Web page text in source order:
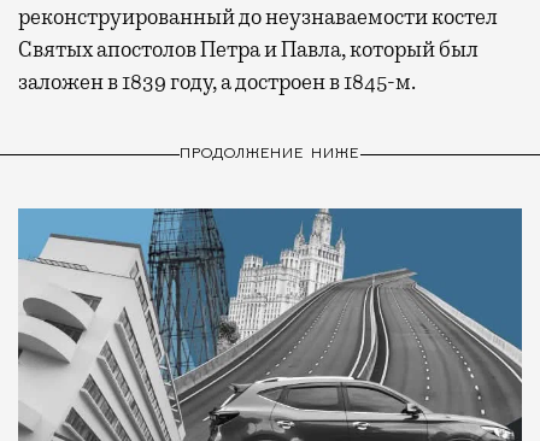
реконструированный до неузнаваемости костел
Святых апостолов Петра и Павла, который был
заложен в 1839 году, а достроен в 1845-м.
ПРОДОЛЖЕНИЕ НИЖЕ